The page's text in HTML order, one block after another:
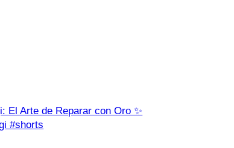
El Arte de Reparar con Oro ✨
#shorts